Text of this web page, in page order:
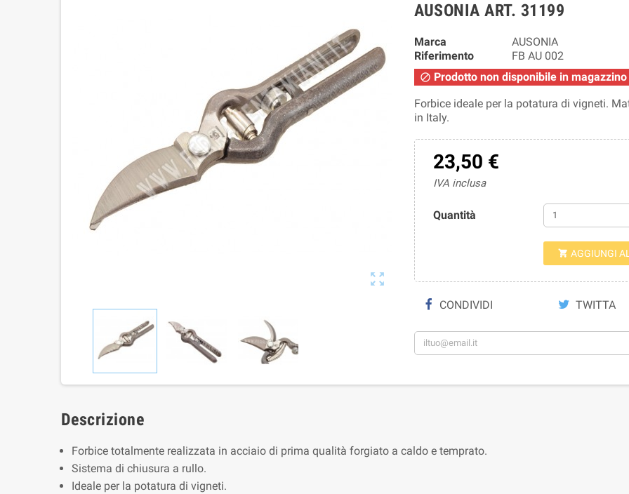

AUSONIA ART. 31199
Marca
AUSONIA
Riferimento
FB AU 002
 Prodotto non disponibile in magazzino
Forbice ideale per la potatura di vigneti.
in Italy.
23,50 €
IVA inclusa
Quantità
 AGGIUNGI
CONDIVIDI TWITTA
Descrizione
Forbice totalmente realizzata in acciaio di prima qualità forgiato a caldo e temprato.
Sistema di chiusura a rullo.
Ideale per la potatura di vigneti.